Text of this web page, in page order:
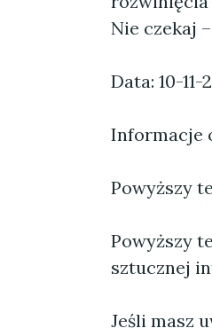
Nie czekaj
Data: 10-11-
Informacje
Powyższy
Powyższy
sztucznej
Jeśli masz